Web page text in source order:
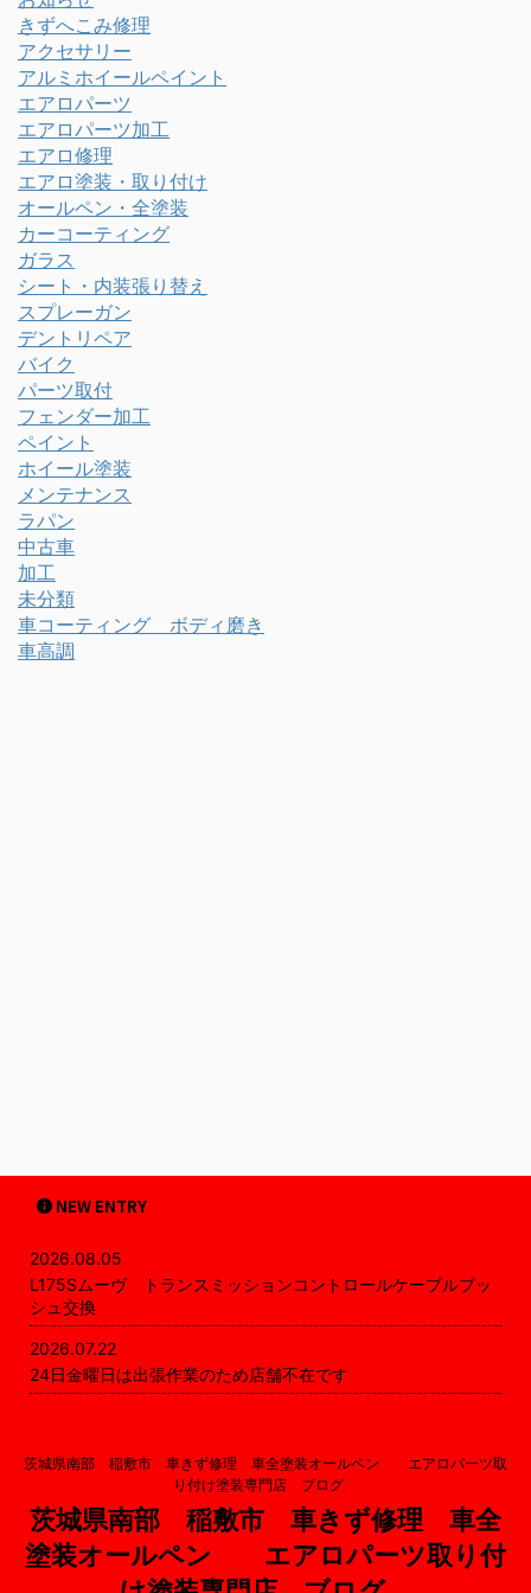
きずへこみ修理
アクセサリー
アルミホイールペイント
エアロパーツ
エアロパーツ加工
エアロ修理
エアロ塗装・取り付け
オールペン・全塗装
カーコーティング
ガラス
シート・内装張り替え
スプレーガン
デントリペア
バイク
パーツ取付
フェンダー加工
ペイント
ホイール塗装
メンテナンス
ラパン
中古車
加工
未分類
車コーティング ボディ磨き
車高調
NEW ENTRY
2026.08.05
L175Sムーヴ トランスミッションコントロールケーブルブッ
シュ交換
2026.07.22
24日金曜日は出張作業のため店舗不在です
茨城県南部 稲敷市 車きず修理 車全塗装オールペン エアロパーツ取
り付け塗装専門店 ブログ
茨城県南部 稲敷市 車きず修理 車全
塗装オールペン エアロパーツ取り付